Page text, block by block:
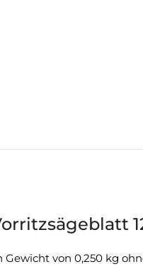
Gewicht von 0,250 kg